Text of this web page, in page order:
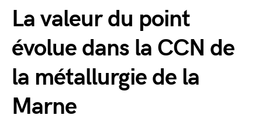
La valeur du point
évolue dans la CCN de
la métallurgie de la
Marne